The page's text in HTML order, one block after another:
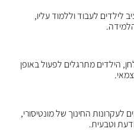
לילדים לעבוד וללמוד עליו,
הילדים מתרגלים לפעול באופן
לעקרונות החינוך של מונטיסורי,
וטבעית.